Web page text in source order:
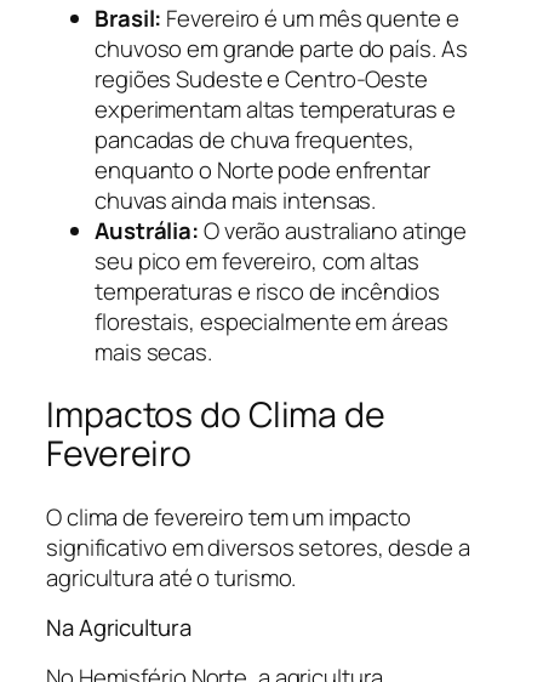
Brasil: Fevereiro é um mês quente e
chuvoso em grande parte do país. As
regiões Sudeste e Centro-Oeste
experimentam altas temperaturas e
pancadas de chuva frequentes,
enquanto o Norte pode enfrentar
chuvas ainda mais intensas.
Austrália:O verão australiano atinge
seu pico em fevereiro, com altas
temperaturas e risco de incêndios
florestais, especialmente em áreas
mais secas.
Impactos do Clima de
Fevereiro
O clima de fevereiro tem um impacto
significativo em diversos setores, desde a
agricultura até o turismo.
Na Agricultura